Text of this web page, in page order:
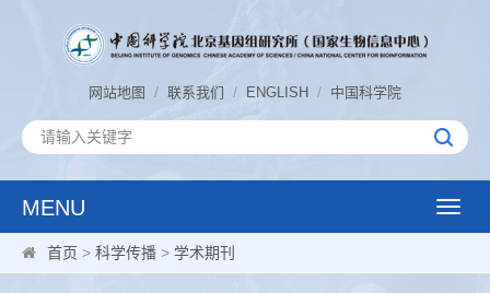
网站地图 / 联系我们 / ENGLISH / 中国科学院
MENU
Toggle
首页 > 科学传播 > 学术期刊